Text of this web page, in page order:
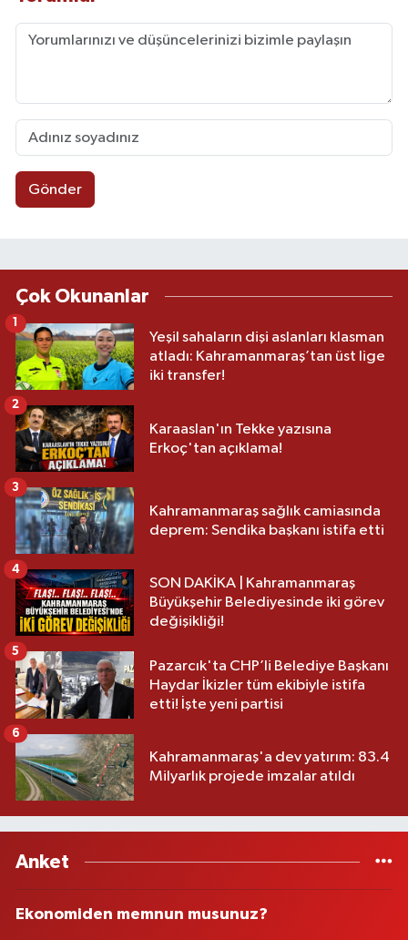
Gönder
Çok Okunanlar
Yeşil sahaların dişi aslanları klasman
atladı: Kahramanmaraş’tan üst lige
iki transfer!
1
Karaaslan'ın Tekke yazısına
Erkoç'tan açıklama!
2
Kahramanmaraş sağlık camiasında
deprem: Sendika başkanı istifa etti
3
SON DAKİKA | Kahramanmaraş
Büyükşehir Belediyesinde iki görev
değişikliği!
4
Pazarcık'ta CHP’li Belediye Başkanı
Haydar İkizler tüm ekibiyle istifa
etti! İşte yeni partisi
5
Kahramanmaraş'a dev yatırım: 83.4
Milyarlık projede imzalar atıldı
6
Anket
Ekonomiden memnun musunuz?